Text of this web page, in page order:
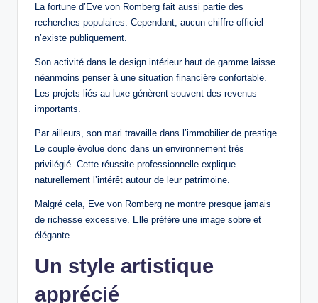
La fortune d’Eve von Romberg fait aussi partie des
recherches populaires. Cependant, aucun chiffre officiel
n’existe publiquement.
Son activité dans le design intérieur haut de gamme laisse
néanmoins penser à une situation financière confortable.
Les projets liés au luxe génèrent souvent des revenus
importants.
Par ailleurs, son mari travaille dans l’immobilier de prestige.
Le couple évolue donc dans un environnement très
privilégié. Cette réussite professionnelle explique
naturellement l’intérêt autour de leur patrimoine.
Malgré cela, Eve von Romberg ne montre presque jamais
de richesse excessive. Elle préfère une image sobre et
élégante.
Un style artistique
apprécié